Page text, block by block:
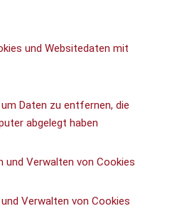
und Websitedaten mit
Daten zu entfernen, die
abgelegt haben
und Verwalten von Cookies
Verwalten von Cookies